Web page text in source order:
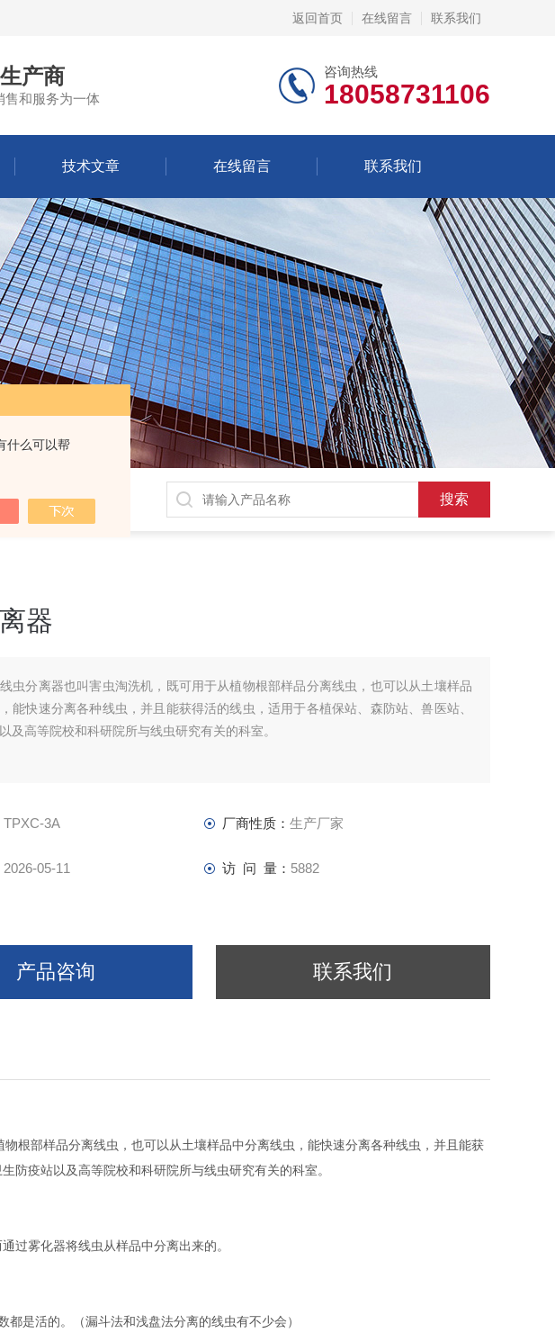
什么可以帮
返回首页 在线留言 联系我们
产商
售和服务为一体
咨询热线
18058731106
技术文章 在线留言 联系我们
器
器
线虫分离器也叫害虫淘洗机，既可用于从植物根部样品分离线虫，也可以从土壤样品
能快速分离各种线虫，并且能获得活的线虫，适用于各植保站、森防站、兽医站、
及高等院校和科研院所与线虫研究有关的科室。
TPXC-3A 厂商性质： 生产厂家
2026-05-11 访 问 量： 5882
产品咨询 联系我们
根部样品分离线虫，也可以从土壤样品中分离线虫，能快速分离各种线虫，并且能获
防疫站以及高等院校和科研院所与线虫研究有关的科室。
过雾化器将线虫从样品中分离出来的。
是活的。（漏斗法和浅盘法分离的线虫有不少会）